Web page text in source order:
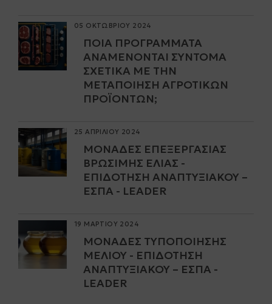
05 ΟΚΤΩΒΡΙΟΥ 2024
ΠΟΙΑ ΠΡΟΓΡΆΜΜΑΤΑ
ΑΝΑΜΈΝΟΝΤΑΙ ΣΎΝΤΟΜΑ
ΣΧΕΤΙΚΆ ΜΕ ΤΗΝ
ΜΕΤΑΠΟΊΗΣΗ ΑΓΡΟΤΙΚΏΝ
ΠΡΟΪΌΝΤΩΝ;
25 ΑΠΡΙΛΙΟΥ 2024
ΜΟΝΆΔΕΣ ΕΠΕΞΕΡΓΑΣΊΑΣ
ΒΡΏΣΙΜΗΣ ΕΛΙΆΣ -
ΕΠΙΔΌΤΗΣΗ ΑΝΑΠΤΥΞΙΑΚΟΎ –
ΕΣΠΑ - LEADER
19 ΜΑΡΤΙΟΥ 2024
ΜΟΝΆΔΕΣ ΤΥΠΟΠΟΊΗΣΗΣ
ΜΕΛΙΟΎ - ΕΠΙΔΌΤΗΣΗ
ΑΝΑΠΤΥΞΙΑΚΟΎ – ΕΣΠΑ -
LEADER